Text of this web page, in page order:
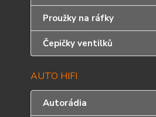
Proužky na ráfky
Čepičky ventilků
AUTO HIFI
Autorádia